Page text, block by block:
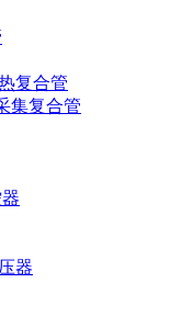
复合管
集复合管
器